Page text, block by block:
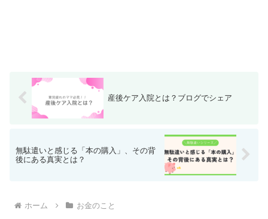
産後ケア入院とは？ブログでシェア
無駄遣いと感じる「本の購入」、その背
後にある真実とは？
ホーム お金のこと